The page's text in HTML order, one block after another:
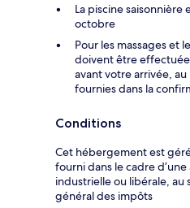
La piscine saisonnière
octobre
Pour les massages et
doivent être
avant votre arrivée,
fournies dans la
Conditions
Cet hébergement est
fourni dans le cadre
industrielle ou libérale, au
général des impôts